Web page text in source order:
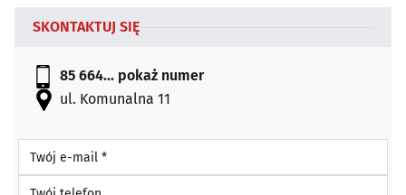
SKONTAKTUJ SIĘ
85 664... pokaż numer
ul. Komunalna 11